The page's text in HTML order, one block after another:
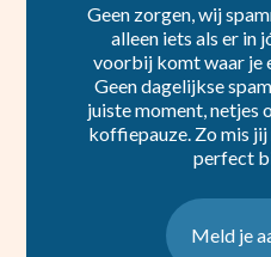
Geen zorgen, wij
alleen iets als er in
voorbij komt waar je
Geen dagelijkse
juiste moment, netjes
koffiepauze. Zo mis
perfect
Meld je